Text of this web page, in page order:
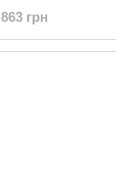
863 грн